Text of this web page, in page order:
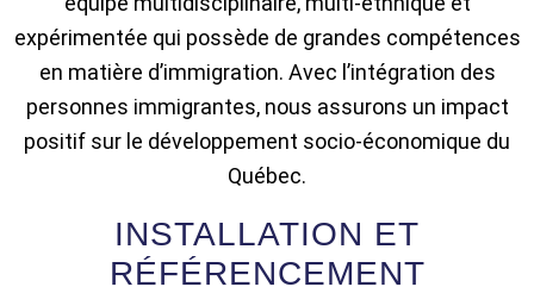
expérimentée qui possède de grandes compétences
en matière d’immigration. Avec l’intégration des
personnes immigrantes, nous assurons un impact
positif sur le développement socio-économique du
Québec.
INSTALLATION ET
RÉFÉRENCEMENT